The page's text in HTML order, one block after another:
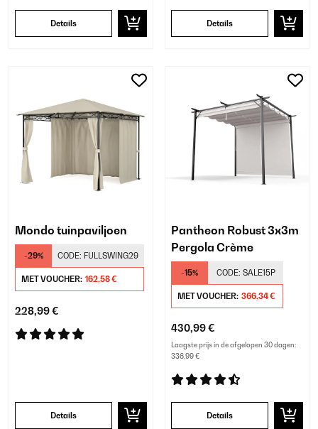
Details Details
Mondo tuinpaviljoen
-29% CODE: FULLSWING29
MET VOUCHER: 162,58 €
228,99 €
Details
Pantheon Robust 3x3m
Pergola Crème
-15% CODE: SALE15P
MET VOUCHER: 366,34 €
430,99 €
Laagste prijs in de afgelopen 30 dagen:
336,99 €
Details